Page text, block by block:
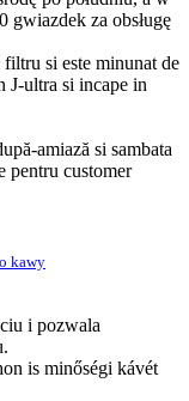
gwiazdek za obsługę
filtru si este minunat de
J-ultra si incape in
amiază si sambata
pentru customer
kawy
i pozwala
is minőségi kávét